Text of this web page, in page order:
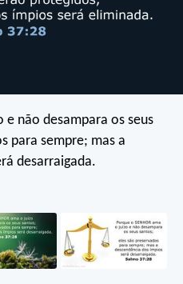
e não desampara os seus
para sempre; mas a
desarraigada.